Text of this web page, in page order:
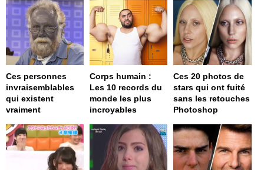
Ces personnes
invraisemblables
qui existent
vraiment
Corps humain :
Les 10 records du
monde les plus
incroyables
Ces 20 photos de
stars qui ont fuité
sans les retouches
Photoshop